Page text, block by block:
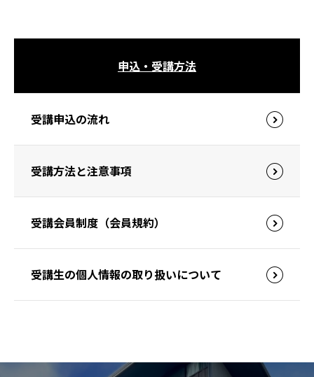
申込・受講方法
受講申込の流れ
受講方法と注意事項
受講会員制度（会員規約）
受講生の個人情報の取り扱いについて